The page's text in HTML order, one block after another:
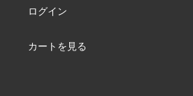
ログイン
カートを見る